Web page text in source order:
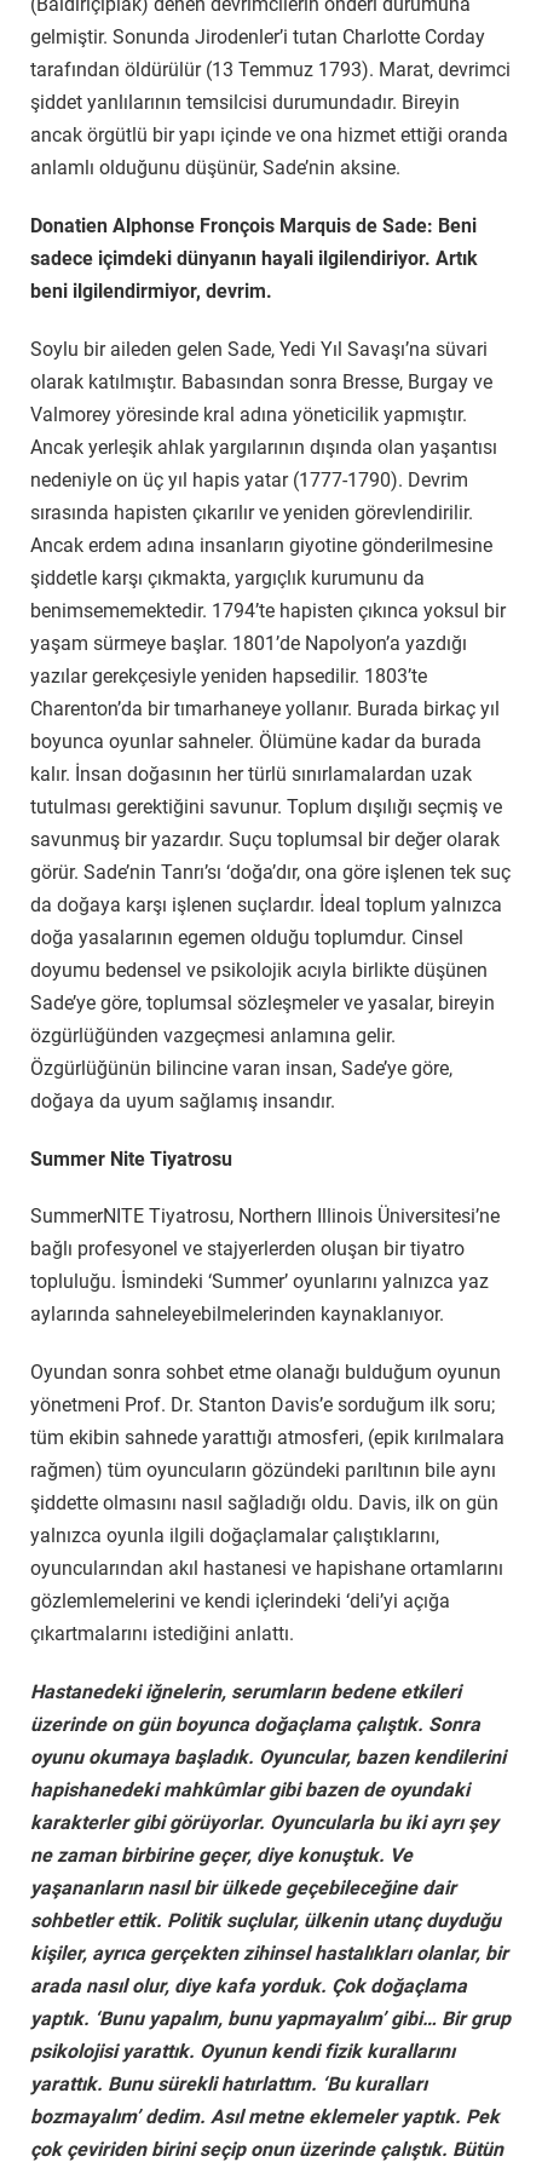
(Baldırıçıplak) denen devrimcilerin önderi durumuna
gelmiştir. Sonunda Jirodenler’i tutan Charlotte Corday
tarafından öldürülür (13 Temmuz 1793). Marat, devrimci
şiddet yanlılarının temsilcisi durumundadır. Bireyin
ancak örgütlü bir yapı içinde ve ona hizmet ettiği oranda
anlamlı olduğunu düşünür, Sade’nin aksine.
Donatien Alphonse Fronçois Marquis de Sade: Beni
sadece içimdeki dünyanın hayali ilgilendiriyor. Artık
beni ilgilendirmiyor, devrim.
Soylu bir aileden gelen Sade, Yedi Yıl Savaşı’na süvari
olarak katılmıştır. Babasından sonra Bresse, Burgay ve
Valmorey yöresinde kral adına yöneticilik yapmıştır.
Ancak yerleşik ahlak yargılarının dışında olan yaşantısı
nedeniyle on üç yıl hapis yatar (1777-1790). Devrim
sırasında hapisten çıkarılır ve yeniden görevlendirilir.
Ancak erdem adına insanların giyotine gönderilmesine
şiddetle karşı çıkmakta, yargıçlık kurumunu da
benimsememektedir. 1794’te hapisten çıkınca yoksul bir
yaşam sürmeye başlar. 1801’de Napolyon’a yazdığı
yazılar gerekçesiyle yeniden hapsedilir. 1803’te
Charenton’da bir tımarhaneye yollanır. Burada birkaç yıl
boyunca oyunlar sahneler. Ölümüne kadar da burada
kalır. İnsan doğasının her türlü sınırlamalardan uzak
tutulması gerektiğini savunur. Toplum dışılığı seçmiş ve
savunmuş bir yazardır. Suçu toplumsal bir değer olarak
görür. Sade’nin Tanrı’sı ‘doğa’dır, ona göre işlenen tek suç
da doğaya karşı işlenen suçlardır. İdeal toplum yalnızca
doğa yasalarının egemen olduğu toplumdur. Cinsel
doyumu bedensel ve psikolojik acıyla birlikte düşünen
Sade’ye göre, toplumsal sözleşmeler ve yasalar, bireyin
özgürlüğünden vazgeçmesi anlamına gelir.
Özgürlüğünün bilincine varan insan, Sade’ye göre,
doğaya da uyum sağlamış insandır.
Summer Nite Tiyatrosu
SummerNITE Tiyatrosu, Northern Illinois Üniversitesi’ne
bağlı profesyonel ve stajyerlerden oluşan bir tiyatro
topluluğu. İsmindeki ‘Summer’ oyunlarını yalnızca yaz
aylarında sahneleyebilmelerinden kaynaklanıyor.
Oyundan sonra sohbet etme olanağı bulduğum oyunun
yönetmeni Prof. Dr. Stanton Davis’e sorduğum ilk soru;
tüm ekibin sahnede yarattığı atmosferi, (epik kırılmalara
rağmen) tüm oyuncuların gözündeki parıltının bile aynı
şiddette olmasını nasıl sağladığı oldu. Davis, ilk on gün
yalnızca oyunla ilgili doğaçlamalar çalıştıklarını,
oyuncularından akıl hastanesi ve hapishane ortamlarını
gözlemlemelerini ve kendi içlerindeki ‘deli’yi açığa
çıkartmalarını istediğini anlattı.
Hastanedeki iğnelerin, serumların bedene etkileri
üzerinde on gün boyunca doğaçlama çalıştık. Sonra
oyunu okumaya başladık. Oyuncular, bazen kendilerini
hapishanedeki mahkûmlar gibi bazen de oyundaki
karakterler gibi görüyorlar. Oyuncularla bu iki ayrı şey
ne zaman birbirine geçer, diye konuştuk. Ve
yaşananların nasıl bir ülkede geçebileceğine dair
sohbetler ettik. Politik suçlular, ülkenin utanç duyduğu
kişiler, ayrıca gerçekten zihinsel hastalıkları olanlar, bir
arada nasıl olur, diye kafa yorduk. Çok doğaçlama
yaptık. ‘Bunu yapalım, bunu yapmayalım’ gibi… Bir grup
psikolojisi yarattık. Oyunun kendi fizik kurallarını
yarattık. Bunu sürekli hatırlattım. ‘Bu kuralları
bozmayalım’ dedim. Asıl metne eklemeler yaptık. Pek
çok çeviriden birini seçip onun üzerinde çalıştık. Bütün